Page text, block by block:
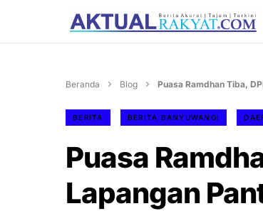
Beranda Blog Puasa Ramdhan Tiba,
BERITA BERITA BANYUWANGI
Puasa
Lapangan